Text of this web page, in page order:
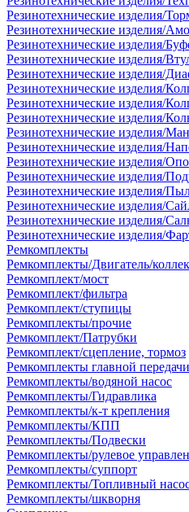
Резинотехнические изделия/
Резинотехнические изделия/
Резинотехнические изделия/
Резинотехнические изделия/
Резинотехнические изделия/
Резинотехнические изделия/
Резинотехнические изделия/
Резинотехнические изделия/
Резинотехнические изделия/
Резинотехнические изделия/
Резинотехнические изделия/
Резинотехнические изделия/
Резинотехнические изделия/
Резинотехнические изделия/
Резинотехнические изделия/
Резинотехнические изделия/
Ремкомплекты
Ремкомплекты/Двигатель/
Ремкомплект/мост
Ремкомплект/фильтра
Ремкомплект/ступицы
Ремкомплекты/прочие
Ремкомплект/Патрубки
Ремкомплект/сцепление, тормоз
Ремкомплекты главной передачи
Ремкомплекты/водяной насос
Ремкомплекты/Гидравлика
Ремкомплекты/к-т крепления
Ремкомплекты/КПП
Ремкомплекты/Подвески
Ремкомплекты/рулевое
Ремкомплекты/суппорт
Ремкомплекты/Топливный
Ремкомплекты/шкворня